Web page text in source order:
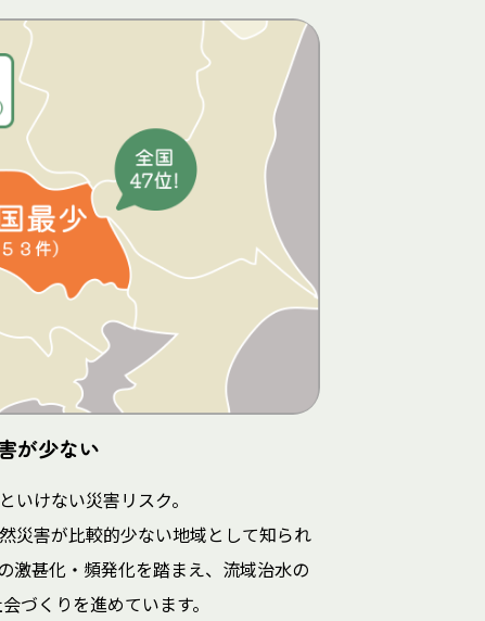
が少ない
いけない災害リスク。
災害が比較的少ない地域として知られ
激甚化・頻発化を踏まえ、流域治水の
づくりを進めています。